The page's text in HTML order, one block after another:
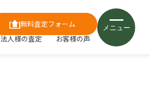
無料査定フォーム
法人様の査定 お客様の声
メニュー